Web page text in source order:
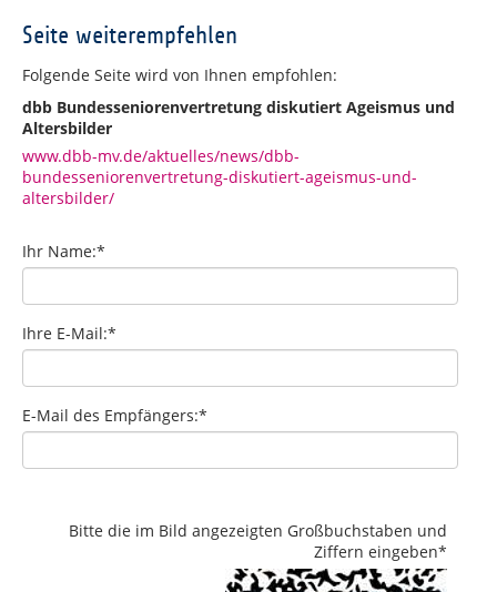
Seite weiterempfehlen
Folgende Seite wird von Ihnen empfohlen:
dbb Bundesseniorenvertretung diskutiert Ageismus und
Altersbilder
www.dbb-mv.de/aktuelles/news/dbb-
bundesseniorenvertretung-diskutiert-ageismus-und-
altersbilder/
Ihr Name:*
Ihre E-Mail:*
E-Mail des Empfängers:*
Bitte die im Bild angezeigten Großbuchstaben und
Ziffern eingeben*